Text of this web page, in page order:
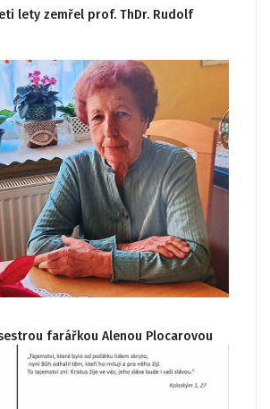
lety zemřel prof. ThDr. Rudolf
farářkou Alenou Plocarovou